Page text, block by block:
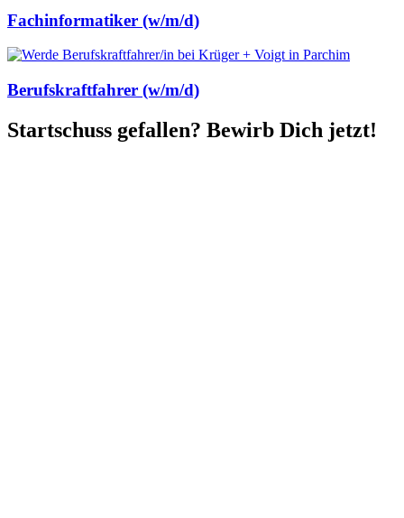
Fachinformatiker (w/m/d)
Berufskraftfahrer (w/m/d)
Startschuss gefallen? Bewirb Dich jetzt!